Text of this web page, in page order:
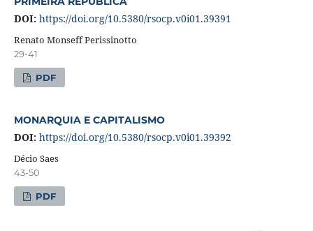
DOI: https://doi.org/10.5380/rsocp.v0i01.39391
Renato Monseff Perissinotto
29-41
PDF
MONARQUIA E CAPITALISMO
DOI: https://doi.org/10.5380/rsocp.v0i01.39392
Décio Saes
43-50
PDF